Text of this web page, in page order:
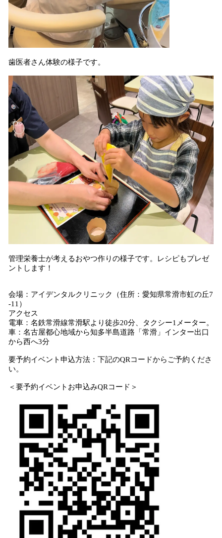
歯医者さん体験の様子です。
管理栄養士が考えるおやつ作りの様子です。レシピもプレゼ
ントします！
会場：アイデンタルクリニック（住所：愛知県常滑市虹の丘7
-11）
アクセス
電車：名鉄常滑線常滑駅より徒歩20分、タクシー1メーター。
車：名古屋都心地域から知多半島道路「常滑」インター出口
から西へ3分
要予約イベント申込方法：下記のQRコードからご予約くださ
い。
＜要予約イベントお申込みQRコード＞